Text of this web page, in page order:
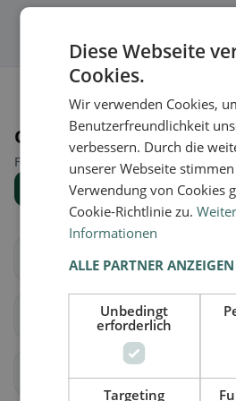
Orte in der Nähe
Finde den passenden Ort für deine
Alle Orte
Aire-la-Ville
Diese Webseite
Cookies.
Wir verwenden Cookies,
Benutzerfreundlichkeit
verbessern. Durch die
unserer Webseite
Verwendung von Cookies
Cookie-Richtlinie zu.
Informationen
ALLE PARTNER
Unbedingt
erforderlich
Targeting